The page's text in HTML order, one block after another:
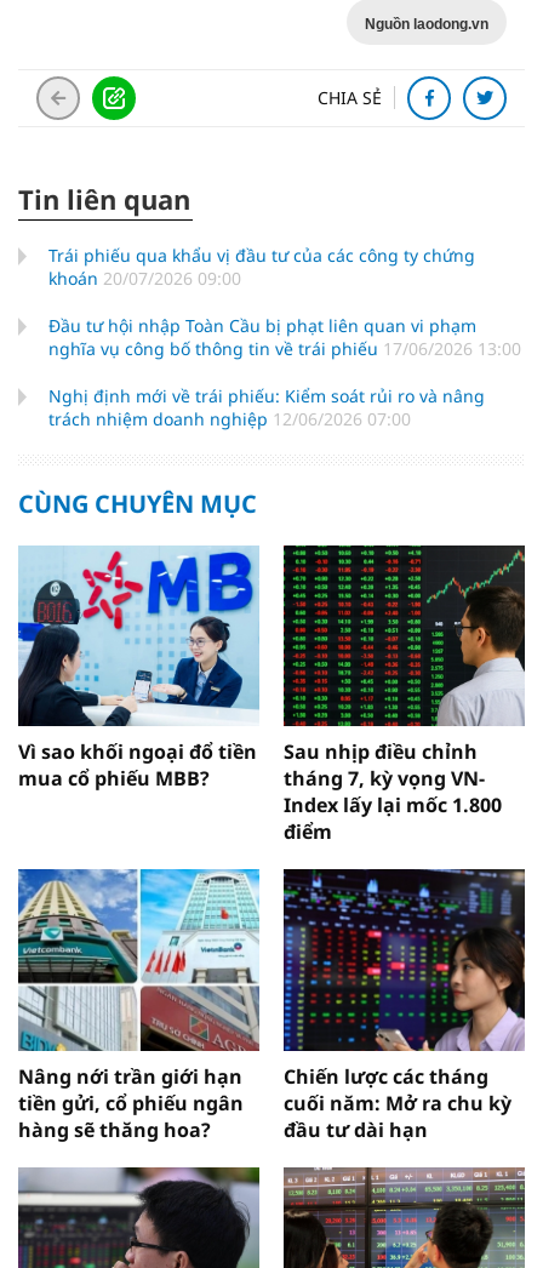
Nguồn laodong.vn
CHIA SẺ
Tin liên quan
Trái phiếu qua khẩu vị đầu tư của các công ty chứng
khoán 20/07/2026 09:00
Đầu tư hội nhập Toàn Cầu bị phạt liên quan vi phạm
nghĩa vụ công bố thông tin về trái phiếu 17/06/2026 13:00
Nghị định mới về trái phiếu: Kiểm soát rủi ro và nâng
trách nhiệm doanh nghiệp 12/06/2026 07:00
CÙNG CHUYÊN MỤC
Vì sao khối ngoại đổ tiền
mua cổ phiếu MBB?
Sau nhịp điều chỉnh
tháng 7, kỳ vọng VN-
Index lấy lại mốc 1.800
điểm
Nâng nới trần giới hạn
tiền gửi, cổ phiếu ngân
hàng sẽ thăng hoa?
Chiến lược các tháng
cuối năm: Mở ra chu kỳ
đầu tư dài hạn